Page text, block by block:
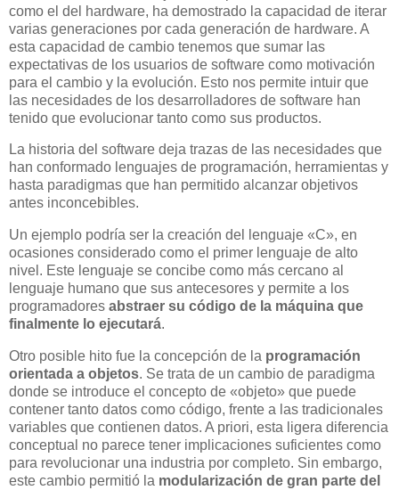
como el del hardware, ha demostrado la capacidad de iterar
varias generaciones por cada generación de hardware. A
esta capacidad de cambio tenemos que sumar las
expectativas de los usuarios de software como motivación
para el cambio y la evolución. Esto nos permite intuir que
las necesidades de los desarrolladores de software han
tenido que evolucionar tanto como sus productos.
La historia del software deja trazas de las necesidades que
han conformado lenguajes de programación, herramientas y
hasta paradigmas que han permitido alcanzar objetivos
antes inconcebibles.
Un ejemplo podría ser la creación del lenguaje «C», en
ocasiones considerado como el primer lenguaje de alto
nivel. Este lenguaje se concibe como más cercano al
lenguaje humano que sus antecesores y permite a los
programadores abstraer su código de la máquina que
finalmente lo ejecutará.
Otro posible hito fue la concepción de la programación
orientada a objetos. Se trata de un cambio de paradigma
donde se introduce el concepto de «objeto» que puede
contener tanto datos como código, frente a las tradicionales
variables que contienen datos. A priori, esta ligera diferencia
conceptual no parece tener implicaciones suficientes como
para revolucionar una industria por completo. Sin embargo,
este cambio permitió la modularización de gran parte del